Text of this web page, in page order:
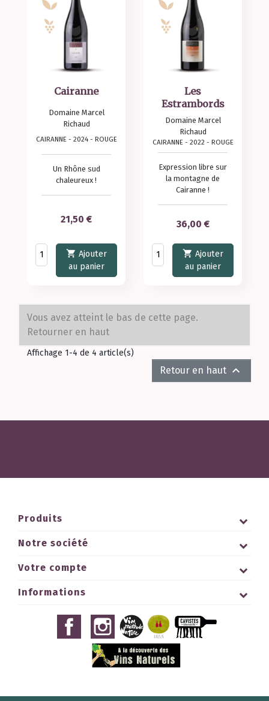
Cairanne
Domaine Marcel
Richaud
CAIRANNE - 2024 - ROUGE
Un Rhône sud
chaleureux !
Prix
21,50 €
 Ajouter
au panier
Les
Estrambords
Domaine Marcel
Richaud
CAIRANNE - 2022 - ROUGE
Expression libre sur
la montagne de
Cairanne !
Prix
36,00 €
 Ajouter
au panier
Vous avez atteint le bas de cette page.
Retourner en haut
Affichage 1-4 de 4 article(s)
Retour en haut 
Produits
Notre société
Votre compte
Informations